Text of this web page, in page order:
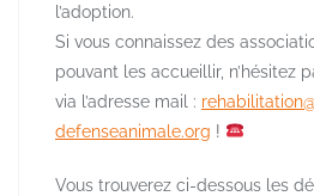
l’adoption.
Si vous connaissez des
pouvant les accueillir, n’hésitez
via l’adresse mail :
defenseanimale.org !
Vous trouverez ci-dessous les